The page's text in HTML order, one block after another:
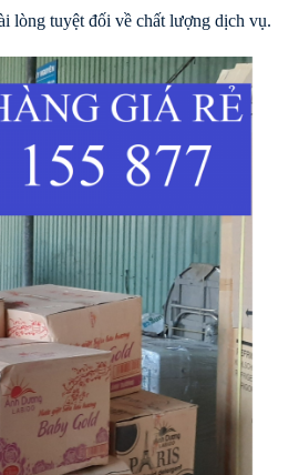
lòng tuyệt đối về chất lượng dịch vụ.